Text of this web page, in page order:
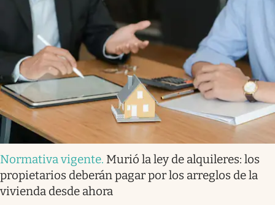
Normativa vigente. Murió la ley de alquileres: los
propietarios deberán pagar por los arreglos de la
vivienda desde ahora